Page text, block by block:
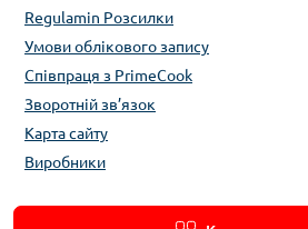
Regulamin Розсилки
Умови облікового запису
Співпраця з PrimeCook
Зворотній зв’язок
Карта сайту
Виробники